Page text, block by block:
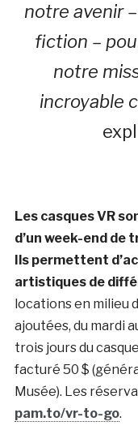
notre avenir
fiction –
notre
incroyable
Les casques VR
d’un week-end de
Ils permettent
artistiques de
locations en milieu
ajoutées, du mardi
trois jours du
facturé 50 $
Musée). Les
pam.to/vr-to-go.